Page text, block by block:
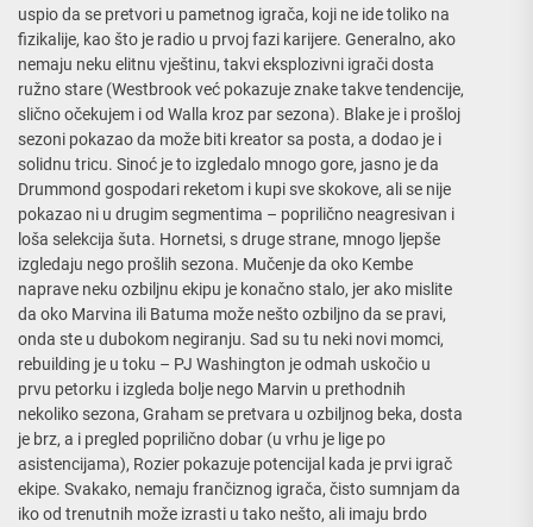
uspio da se pretvori u pametnog igrača, koji ne ide toliko na
fizikalije, kao što je radio u prvoj fazi karijere. Generalno, ako
nemaju neku elitnu vještinu, takvi eksplozivni igrači dosta
ružno stare (Westbrook već pokazuje znake takve tendencije,
slično očekujem i od Walla kroz par sezona). Blake je i prošloj
sezoni pokazao da može biti kreator sa posta, a dodao je i
solidnu tricu. Sinoć je to izgledalo mnogo gore, jasno je da
Drummond gospodari reketom i kupi sve skokove, ali se nije
pokazao ni u drugim segmentima – poprilično neagresivan i
loša selekcija šuta. Hornetsi, s druge strane, mnogo ljepše
izgledaju nego prošlih sezona. Mučenje da oko Kembe
naprave neku ozbiljnu ekipu je konačno stalo, jer ako mislite
da oko Marvina ili Batuma može nešto ozbiljno da se pravi,
onda ste u dubokom negiranju. Sad su tu neki novi momci,
rebuilding je u toku – PJ Washington je odmah uskočio u
prvu petorku i izgleda bolje nego Marvin u prethodnih
nekoliko sezona, Graham se pretvara u ozbiljnog beka, dosta
je brz, a i pregled poprilično dobar (u vrhu je lige po
asistencijama), Rozier pokazuje potencijal kada je prvi igrač
ekipe. Svakako, nemaju frančiznog igrača, čisto sumnjam da
iko od trenutnih može izrasti u tako nešto, ali imaju brdo